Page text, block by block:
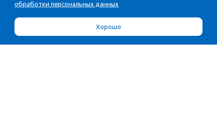
обработки персональных данных
Хорошо